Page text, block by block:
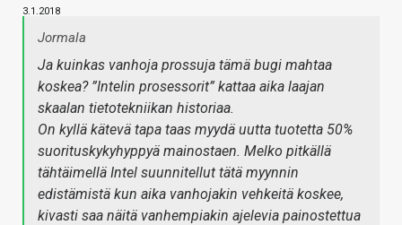
3.1.2018
Jormala
Ja kuinkas vanhoja prossuja tämä bugi mahtaa
koskea? ”Intelin prosessorit” kattaa aika laajan
skaalan tietotekniikan historiaa.
On kyllä kätevä tapa taas myydä uutta tuotetta 50%
suorituskykyhyppyä mainostaen. Melko pitkällä
tähtäimellä Intel suunnitellut tätä myynnin
edistämistä kun aika vanhojakin vehkeitä koskee,
kivasti saa näitä vanhempiakin ajelevia painostettua